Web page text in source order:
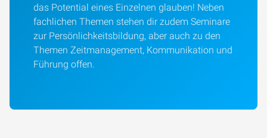
das Potential eines Einzelnen glauben! Neben
fachlichen Themen stehen dir zudem Seminare
zur Persönlichkeitsbildung, aber auch zu den
Themen Zeitmanagement, Kommunikation und
Führung offen.